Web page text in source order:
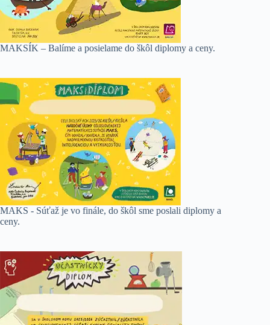
MAKSÍK – Balíme a posielame do škôl diplomy a ceny.
MAKS - Súťaž je vo finále, do škôl sme poslali diplomy a
ceny.